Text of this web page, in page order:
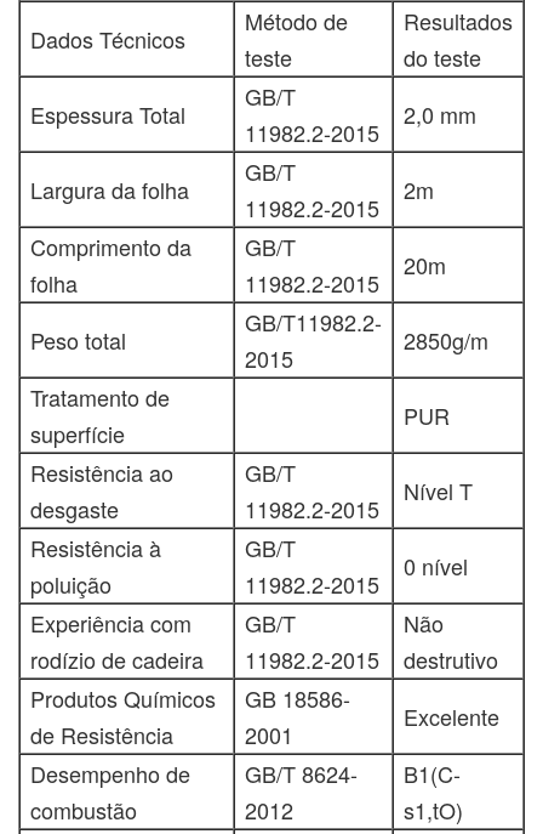
Dados Técnicos
Método de
teste
Resultados
do teste
Espessura Total
GB/T
11982.2-2015
2,0 mm
Largura da folha
GB/T
11982.2-2015
2m
Comprimento da
folha
GB/T
11982.2-2015
20m
Peso total
GB/T11982.2-
2015
2850g/m
Tratamento de
superfície
PUR
Resistência ao
desgaste
GB/T
11982.2-2015
Nível T
Resistência à
poluição
GB/T
11982.2-2015
0 nível
Experiência com
rodízio de cadeira
GB/T
11982.2-2015
Não
destrutivo
Produtos Químicos
de Resistência
GB 18586-
2001
Excelente
Desempenho de
combustão
GB/T 8624-
2012
B1(C-
s1,tO)